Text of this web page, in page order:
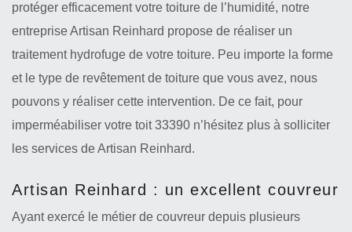
protéger efficacement votre toiture de l’humidité, notre
entreprise Artisan Reinhard propose de réaliser un
traitement hydrofuge de votre toiture. Peu importe la forme
et le type de revêtement de toiture que vous avez, nous
pouvons y réaliser cette intervention. De ce fait, pour
imperméabiliser votre toit 33390 n’hésitez plus à solliciter
les services de Artisan Reinhard.
Artisan Reinhard : un excellent couvreur
Ayant exercé le métier de couvreur depuis plusieurs